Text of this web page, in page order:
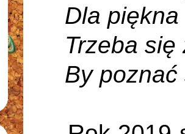
Dla
Trzeba się
By